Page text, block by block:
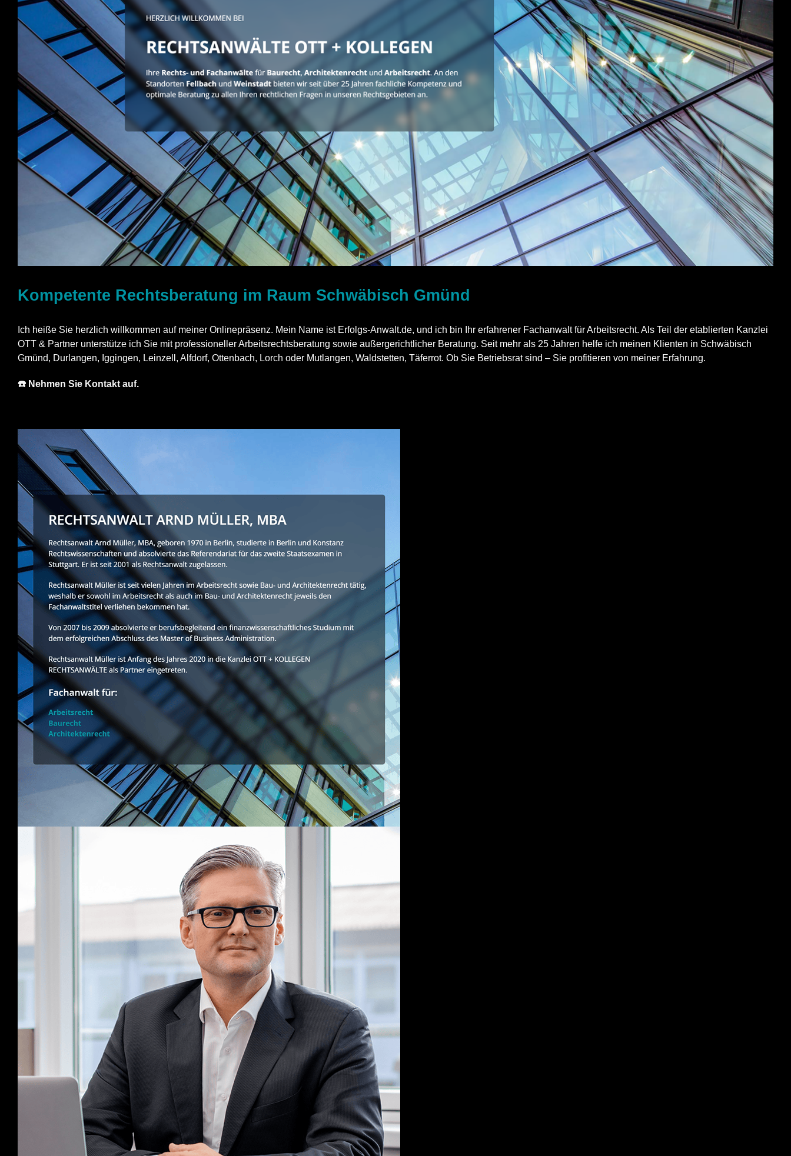
Kompetente Rechtsberatung im Raum Schwäbisch Gmünd
Ich heiße Sie herzlich willkommen auf meiner Onlinepräsenz. Mein Name ist Erfolgs-Anwalt.de, und ich bin Ihr erfahrener Fachanwalt für Arbeitsrecht. Als Teil der etablierten Kanzlei
OTT & Partner unterstütze ich Sie mit professioneller Arbeitsrechtsberatung sowie außergerichtlicher Beratung. Seit mehr als 25 Jahren helfe ich meinen Klienten in Schwäbisch
Gmünd, Durlangen, Iggingen, Leinzell, Alfdorf, Ottenbach, Lorch oder Mutlangen, Waldstetten, Täferrot. Ob Sie Betriebsrat sind – Sie profitieren von meiner Erfahrung.
☎️ Nehmen Sie Kontakt auf.